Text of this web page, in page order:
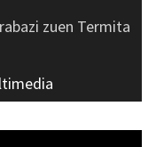
zuen Termita